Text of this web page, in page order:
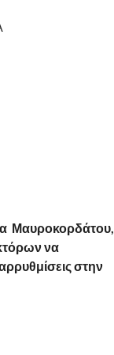

να
στην